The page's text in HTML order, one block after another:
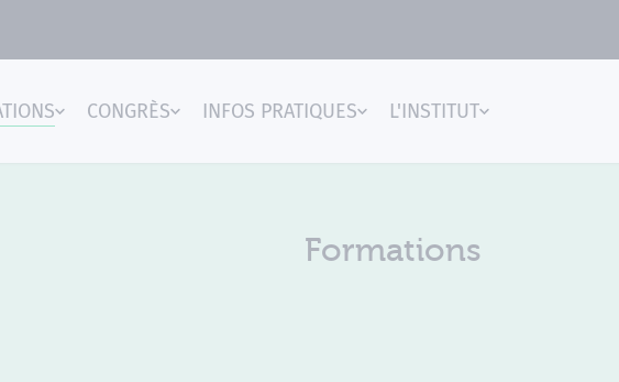
CONGRÈS INFOS PRATIQUES L'INSTITUT
Formations